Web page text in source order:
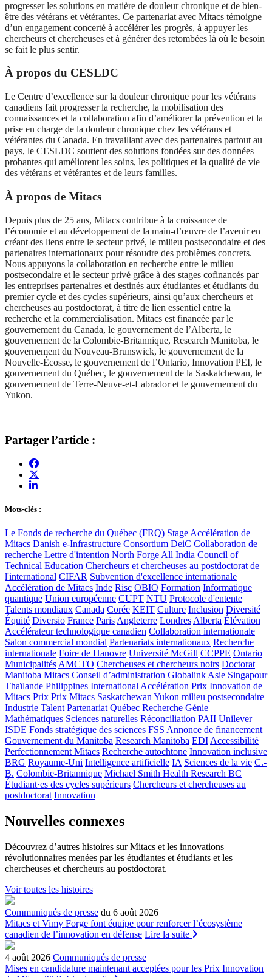
progresser les solutions en matière de douleur chronique et de bien-
être des vétérans et vétérantes. Ce partenariat avec Mitacs témoigne
d’un engagement concerté à accélérer les progrès, à appuyer les
chercheurs et chercheuses et à générer des retombées là où le besoin
se fait le plus sentir.
À propos du CESLDC
Le Centre d’excellence sur la douleur chronique pour les vétérans
canadiens fait progresser la recherche, la mobilisation des
connaissances et la collaboration afin d’améliorer la prévention et la
prise en charge de la douleur chronique chez les vétérans et
vétérantes du Canada. En travaillant avec des partenaires partout au
pays, le CESLDC soutient des solutions fondées sur des données
probantes qui améliorent les soins, les politiques et la qualité de vie
des vétérans et vétérantes et de leurs familles.
À propos de Mitacs
Depuis plus de 25 ans, Mitacs contribue à la croissance de
l’économie et au développement de la main-d’œuvre de l’avenir en
créant des liens entre le secteur privé, le milieu postsecondaire et des
partenaires internationaux pour résoudre des problèmes concrets.
Nous appuyons la collaboration en recherche entre le milieu
postsecondaire et le secteur privé grâce à des stages cofinancés par
les entreprises partenaires et destinés aux étudiantes et étudiants du
premier cycle et des cycles supérieurs, ainsi qu’aux chercheurs et
chercheuses au postdoctorat, à titre de lien essentiel entre la
recherche et la commercialisation. Mitacs est financée par le
gouvernement du Canada, le gouvernement de l’Alberta, le
gouvernement de la Colombie-Britannique, Research Manitoba, le
gouvernement du Nouveau-Brunswick, le gouvernement de la
Nouvelle-Écosse, le gouvernement de l’Ontario, Innovation PEI, le
gouvernement du Québec, le gouvernement de la Saskatchewan, le
gouvernement de Terre-Neuve-et-Labrador et le gouvernement du
Yukon.
Partager l’article :
Mots-clés :
Le Fonds de recherche du Québec (FRQ) Stage Accélération de
Mitacs Danish e-Infrastructure Consortium DeiC Collaboration de
recherche Lettre d'intention North Forge All India Council of
Technical Education Chercheurs et chercheuses au postdoctorat de
l'international CIFAR Subvention d'excellence internationale
Accélération de Mitacs Inde Risc OBIO Formation Informatique
quantique Union européenne CUPT NTU Protocole d'entente
Talents mondiaux Canada Corée KEIT Culture Inclusion Diversité
Équité Diversio France Paris Angleterre Londres Alberta Élévation
Accélérateur technologique canadien Collaboration internationale
Salon commercial mondial Partenariats internationaux Recherche
internationale Foire de Hanovre Université McGill CCPPE Ontario
Municipalités AMCTO Chercheuses et chercheurs noirs Doctorat
Manitoba Mitacs Conseil d’administration Globalink Asie Singapour
Thaïlande Philippines International Accélération Prix Innovation de
Mitacs Prix Prix Mitacs Saskatchewan Yukon milieu postsecondaire
Industrie Talent Partenariat Québec Recherche Génie
Mathématiques Sciences naturelles Réconciliation PAII Unilever
ISDE Fonds stratégique des sciences FSS Annonce de financement
Gouvernement du Manitoba Research Manitoba EDI Accessibilité
Perfectionnement Mitacs Recherche autochtone Innovation inclusive
BRG Royaume-Uni Intelligence artificielle IA Sciences de la vie C.-
B. Colombie-Britannique Michael Smith Health Research BC
Étudiant·es des cycles supérieurs Chercheurs et chercheuses au
postdoctorat Innovation
Nouvelles connexes
Découvrez d’autres histoires sur Mitacs et les innovations
révolutionnaires menées par les étudiantes et étudiants et les
chercheuses et chercheurs au postdoctorat.
Voir toutes les histoires
Communiqués de presse du 6 août 2026
Mitacs et Vimy Forge font équipe pour renforcer l’écosystème
canadien de l’innovation en défense Lire la suite
4 août 2026 Communiqués de presse
Mises en candidature maintenant acceptées pour les Prix Innovation